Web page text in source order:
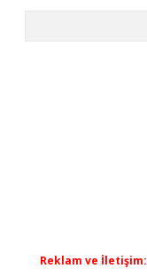
Reklam ve İletişim: